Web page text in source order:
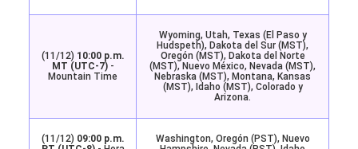
(11/12) 10:00 p.m.
MT (UTC-7)-
Mountain Time
Wyoming, Utah, Texas (El Paso y
Hudspeth), Dakota del Sur (MST),
Oregón (MST), Dakota del Norte
(MST), Nuevo México, Nevada (MST),
Nebraska (MST), Montana, Kansas
(MST), Idaho (MST), Colorado y
Arizona.
(11/12) 09:00 p.m.
Washington, Oregón (PST), Nuevo